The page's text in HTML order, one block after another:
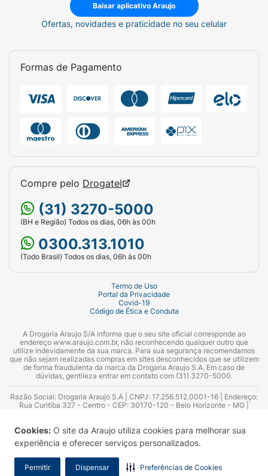
Cookies: O site da Araujo utiliza cookies para melhorar sua
experiência e oferecer serviços personalizados.
Permitir Dispensar Preferências de Cookies
Baixar aplicativo Araujo
Ofertas, novidades e praticidade no seu celular
Formas de Pagamento
Compre pelo Drogatel
(31) 3270-5000
(BH e Região) Todos os dias, 06h às 00h
0300.313.1010
(Todo Brasil) Todos os dias, 06h às 00h
Termo de Uso
Portal da Privacidade
Covid-19
Código de Ética e Conduta
A Drogaria Araujo S/A informa que o seu site oficial corresponde ao
endereço www.araujo.com.br, não reconhecendo qualquer outro que
utilize indevidamente da sua marca. Para sua segurança recomendamos
que não sejam realizadas compras em sites desconhecidos que se utilizem
de forma fraudulenta da marca da Drogaria Araujo S.A. Em caso de
dúvidas, gentileza entrar em contato com (31) 3270-5000.
Razão Social: Drogaria Araujo S.A | CNPJ: 17.256.512.0001-16 | Endereço:
Rua Curitiba 327 - Centro - CEP: 30170-120 - Belo Horizonte - MG |
Azevedo Guimarães – CRF 10.965 | Yasmin Silva Alvarenga – CRF 52.584 -
Consultor substituto: Thiago Aguiar Pinheiro - CRF Nº 13.748. Alvará
Sanitário: 2025020713 | Autorização de Funcionamento da Empresa (AFE):